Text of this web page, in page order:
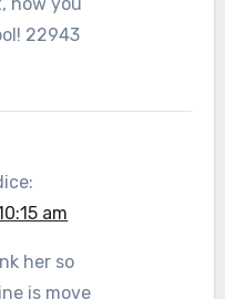
22943
am
her so
is move